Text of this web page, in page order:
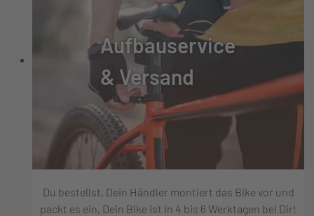
Aufbauservice
& Versand
Du bestellst, Dein Händler montiert das Bike vor und
packt es ein, Dein Bike ist in 4 bis 6 Werktagen bei Dir!